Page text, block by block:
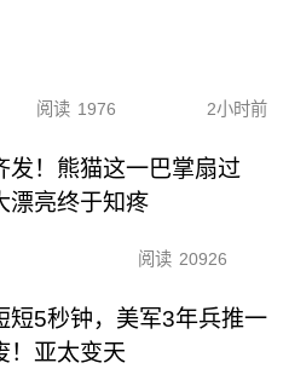
阅读 1976 2小时前
发！熊猫这一巴掌扇过
漂亮终于知疼
阅读 20926
短5秒钟，美军3年兵推一
！亚太变天